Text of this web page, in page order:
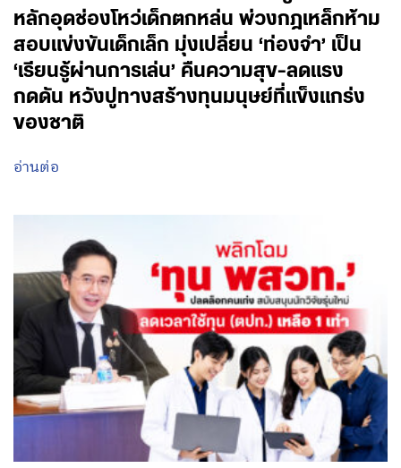
หลักอุดช่องโหว่เด็กตกหล่น พ่วงกฎเหล็กห้าม
สอบแข่งขันเด็กเล็ก มุ่งเปลี่ยน ‘ท่องจำ’ เป็น
‘เรียนรู้ผ่านการเล่น’ คืนความสุข-ลดแรง
กดดัน หวังปูทางสร้างทุนมนุษย์ที่แข็งแกร่ง
ของชาติ
อ่านต่อ